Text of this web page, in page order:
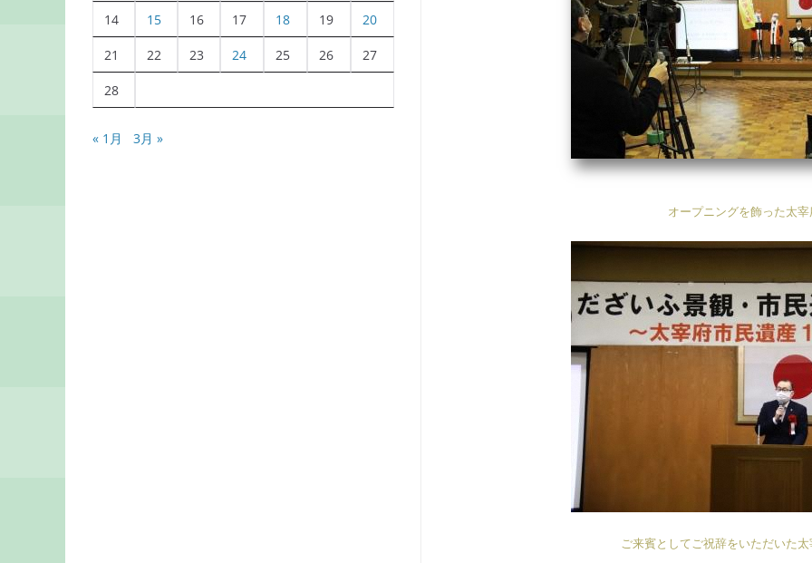
オープニングを飾った太
ご来賓としてご祝辞をいただいた
14 15 16 17 18 19 20
21 22 23 24 25 26 27
28
« 1月 3月 »